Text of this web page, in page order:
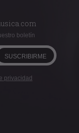
boletín
privacidad